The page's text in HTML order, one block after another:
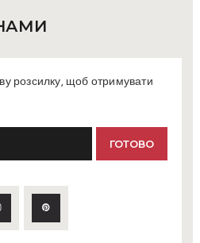
розсилку, щоб отримувати